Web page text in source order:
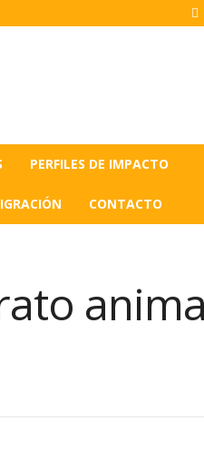
PERFILES DE IMPACTO
CONTACTO